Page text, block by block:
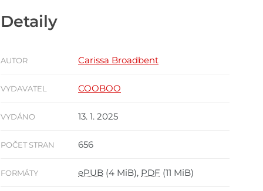
Detaily
AUTOR Carissa Broadbent
VYDAVATEL COOBOO
VYDÁNO 13. 1. 2025
POČET STRAN 656
FORMÁTY ePUB (4 MiB), PDF (11 MiB)